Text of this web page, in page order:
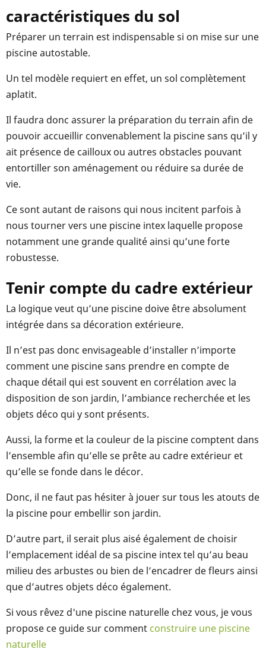
caractéristiques du sol
Préparer un terrain est indispensable si on mise sur une
piscine autostable.
Un tel modèle requiert en effet, un sol complètement
aplatit.
Il faudra donc assurer la préparation du terrain afin de
pouvoir accueillir convenablement la piscine sans qu’il y
ait présence de cailloux ou autres obstacles pouvant
entortiller son aménagement ou réduire sa durée de
vie.
Ce sont autant de raisons qui nous incitent parfois à
nous tourner vers une piscine intex laquelle propose
notamment une grande qualité ainsi qu’une forte
robustesse.
Tenir compte du cadre extérieur
La logique veut qu’une piscine doive être absolument
intégrée dans sa décoration extérieure.
Il n’est pas donc envisageable d’installer n’importe
comment une piscine sans prendre en compte de
chaque détail qui est souvent en corrélation avec la
disposition de son jardin, l’ambiance recherchée et les
objets déco qui y sont présents.
Aussi, la forme et la couleur de la piscine comptent dans
l’ensemble afin qu’elle se prête au cadre extérieur et
qu’elle se fonde dans le décor.
Donc, il ne faut pas hésiter à jouer sur tous les atouts de
la piscine pour embellir son jardin.
D’autre part, il serait plus aisé également de choisir
l’emplacement idéal de sa piscine intex tel qu’au beau
milieu des arbustes ou bien de l’encadrer de fleurs ainsi
que d’autres objets déco également.
Si vous rêvez d'une piscine naturelle chez vous, je vous
propose ce guide sur comment construire une piscine
naturelle